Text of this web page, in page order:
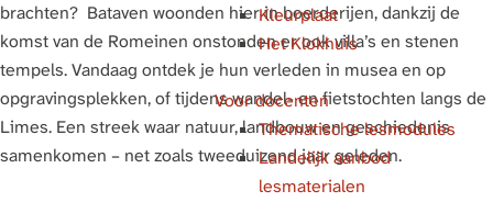
Kleurplaat
Het Klokhuis
Voor docenten
Thematische lesmodules
Landelijk aanbod
lesmaterialen
brachten? Bataven woonden hier in boerderijen, dankzij de
komst van de Romeinen onstonden er ook villa’s en stenen
tempels. Vandaag ontdek je hun verleden in musea en op
opgravingsplekken, of tijdens wandel- en fietstochten langs de
Limes. Een streek waar natuur, landbouw en geschiedenis
samenkomen – net zoals tweeduizend jaar geleden.